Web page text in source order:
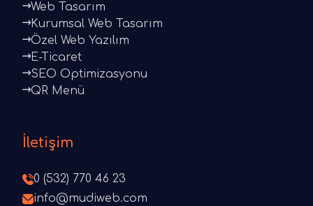
Web Tasarım
Kurumsal Web Tasarım
Özel Web Yazılım
E-Ticaret
SEO Optimizasyonu
QR Menü
İletişim
0 (532) 770 46 23
info@mudiweb.com